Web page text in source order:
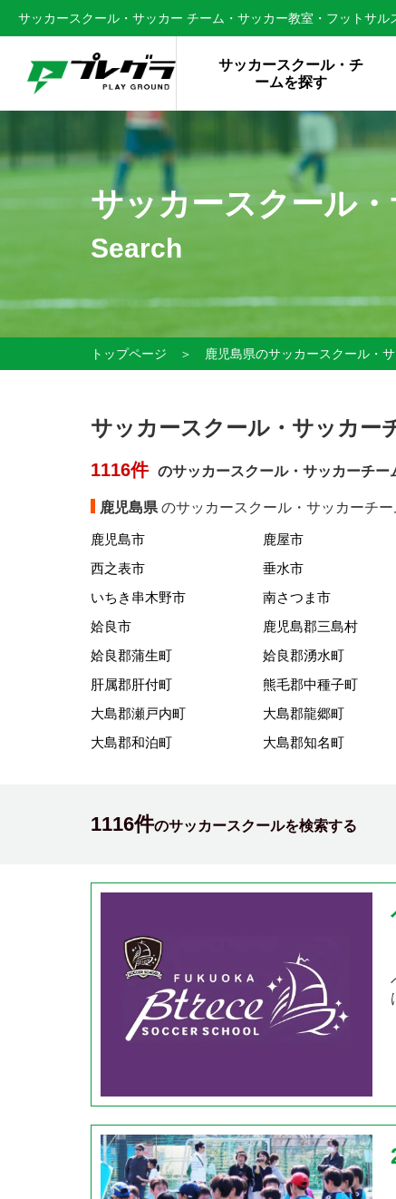
サッカースクール・サッカー チーム・サッカー教室・フットサル
サッカースクール・チ
ームを探す
サッカースクール
Search
トップページ ＞ 鹿児島県のサッカースクール・
サッカースクール・サッカー
1116件 のサッカースクール・サッカーチー
鹿児島県 のサッカースクール・サッカーチ
鹿児島市 鹿屋市
西之表市
垂水市
いちき串木野市
南さつま市
姶良市
鹿児島郡三島村
姶良郡蒲生町
姶良郡湧水町
肝属郡肝付町
熊毛郡中種子町
大島郡瀬戸内町
大島郡龍郷町
大島郡和泊町
大島郡知名町
1116件のサッカースクールを検索する